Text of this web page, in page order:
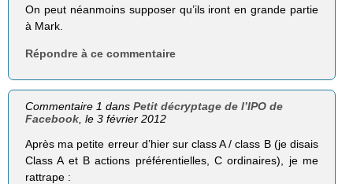
On peut néanmoins supposer qu’ils iront en grande partie
à Mark.
Répondre à ce commentaire
Commentaire 1 dansPetit décryptage de l’IPO de
Facebook , le 3 février 2012
Après ma petite erreur d’hier sur class A / class B (je disais
Class A et B actions préférentielles, C ordinaires), je me
rattrape :